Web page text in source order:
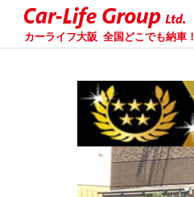
カーライフ大阪 全国どこでも納車！